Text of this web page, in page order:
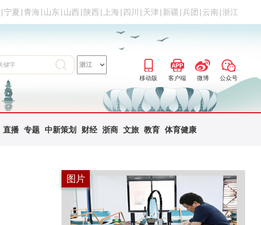
宁夏 青海 山东 山西 陕西 上海 四川 天津 新疆 兵团 云南 浙江
移动版 客户端 微博 公众号
直播 专题 中新策划 财经 浙商 文旅 教育 体育健康
图片